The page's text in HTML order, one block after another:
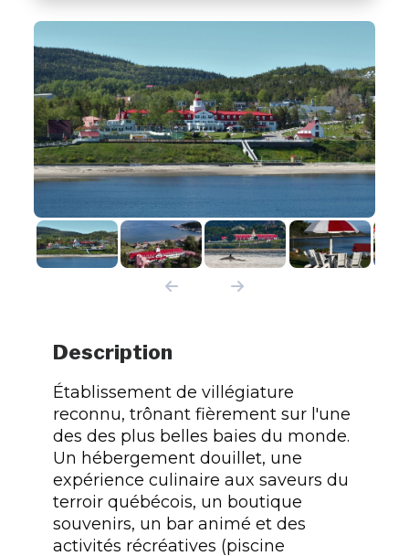
Description
Établissement de villégiature
reconnu, trônant fièrement sur l'une
des des plus belles baies du monde.
Un hébergement douillet, une
expérience culinaire aux saveurs du
terroir québécois, un boutique
souvenirs, un bar animé et des
activités récréatives (piscine